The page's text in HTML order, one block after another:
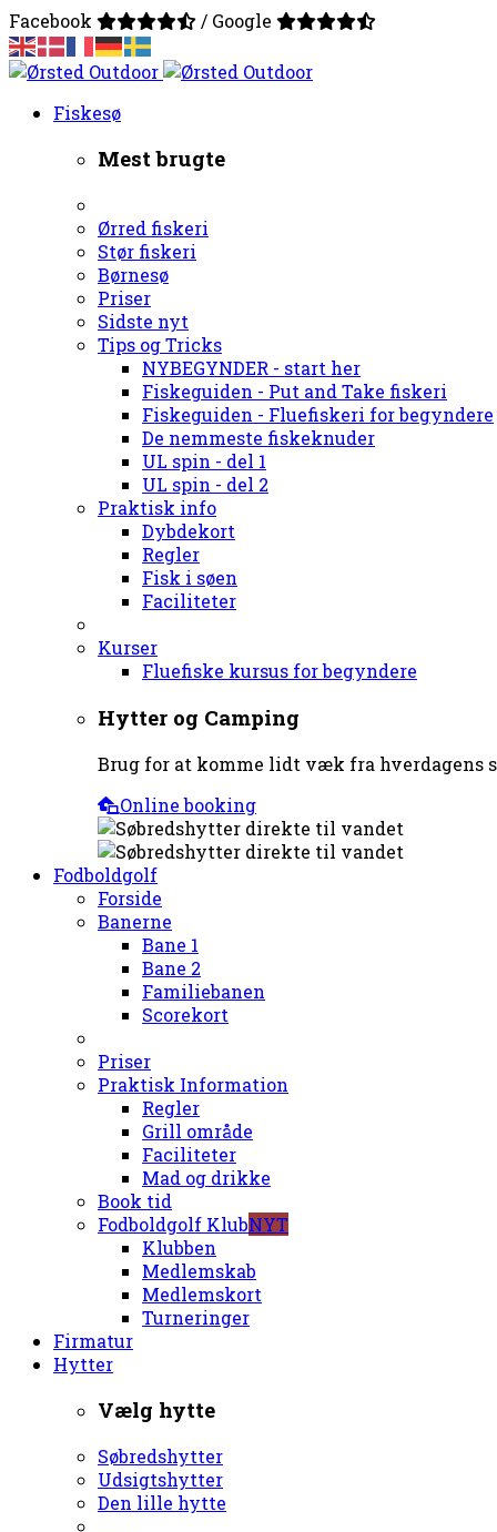
Facebook / Google
Fiskesø
Mest brugte
Ørred fiskeri
Stør fiskeri
Børnesø
Priser
Sidste nyt
Tips og Tricks
NYBEGYNDER - start her
Fiskeguiden - Put and Take fiskeri
Fiskeguiden - Fluefiskeri for begyndere
De nemmeste fiskeknuder
UL spin - del 1
UL spin - del 2
Praktisk info
Dybdekort
Regler
Fisk i søen
Faciliteter
Kurser
Fluefiske kursus for begyndere
Hytter og Camping
Brug for at komme lidt væk fra hverdagens
Online booking
Fodboldgolf
Forside
Banerne
Bane 1
Bane 2
Familiebanen
Scorekort
Priser
Praktisk Information
Regler
Grill område
Faciliteter
Mad og drikke
Book tid
Fodboldgolf KlubNYT
Klubben
Medlemskab
Medlemskort
Turneringer
Firmatur
Hytter
Vælg hytte
Søbredshytter
Udsigtshytter
Den lille hytte